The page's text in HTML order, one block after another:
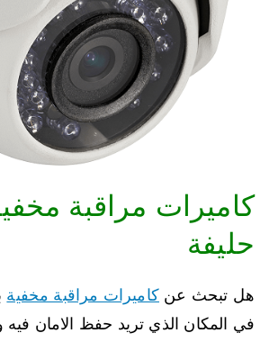
كاميرات مراقبة
حليفة
هل تبحث عن كاميرات مراقبة مخفية
في المكان الذي تريد حفظ الامان